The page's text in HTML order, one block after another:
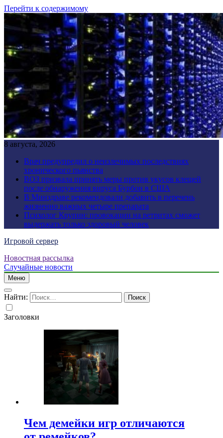
Перейти к содержимому
8 августа, 2026
Врач предупредил о неизлечимых последствиях
хронического пьянства
ВОЗ призвала принять меры против укусов клещей
после обнаружения вируса Бурбон в США
В Минздраве рекомендовали добавить в перечень
жизненно важных четыре препарата
Психолог Крупин: провокации на ретритах сможет
выдержать только здоровый человек
Игровой сервер
Новостная рассылка
Случайные новости
Меню
Найти:
Заголовки
Чем демейки игр отличаются